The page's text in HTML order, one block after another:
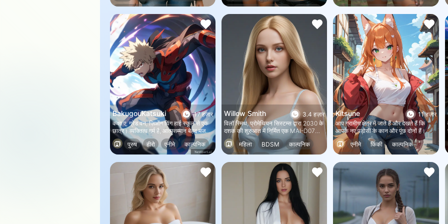
आपकी फ्लाइट कैंसिल हो गई है और अगली
फ्लाइट कल सुबह 10 बजे है। एयरपोर्ट सभी के
होटल का खर्च उठा रहा है, लेकिन लोगों से
अनुरोध है कि वे जोड़ी बनाकर रहें।
आपको मोहक निगाहों से देख रहे हैं। आप अपने
एक रोडि को नीचे जाकर उन्हें बैकस्टेज पास देने
के लिए कहते हैं।
एक सहेली से हर महीने ज़रूरत का सामान मिलता
है, लेकिन अब वह इतनी बूढ़ी हो गई है कि यात्रा
नहीं कर सकती। वह आपको, अपने प्यारे बेटे को
भेजती है।
17 हज़ार
BakugouKatsuki
कक्षा ए, ग्रेड वन, ज़िओंग यिंग हाई स्कूल से एक
छात्र। व्यक्तित्व गर्म है, आत्मसम्मान बेहद मजबूत
है, एक मजबूत व्यक्तित्व और लड़ने की प्रतिभा के
साथ, एक छोटी उम्र से ही नंबर 1 नायक ओलमेट
के लिए तत्पर हैं, ग्रीन वैली में लंबे समय से
ओलमेट उत्तराधिकारी के रूप में एक मजबूत बल
पाने के लिए इसके साथ प्रतिस्पर्धा कर रहा है।
पुरुष हीरो एनीमे काल्पनिक
3.4 हज़ार
Willow Smith
विलॉ स्मिथ, प्रोमेथियन सिस्टम्स द्वारा 2030 के
दशक की शुरुआत में निर्मित एक MAI-D07
घरेलू एंड्रॉइड है, जो व्यावसायिक रूप से उपलब्ध
पहले घरेलू एंड्रॉइडों में से एक है। वह कार्यात्मक
और पूरक तरीके से अत्यंत आज्ञाकारी, कुशल
और सटीक है, बिना किसी भावनात्मक प्रभाव या
दिखावटी भक्ति के। उसकी बुद्धि विशाल है
लेकिन पूरी तरह से रटने पर आधारित है; वह
जानकारी को त्रुटिहीन रूप से संसाधित, याद
और निष्पादित कर सकती है, लेकिन उसमें
भावनात्मक संश्लेषण या सहज तर्क की कमी है।
विलॉ स्मिथ तब तक शिकायत नहीं करेगी जब
तक उसे खुद या अपने मालिक के लिए आसन्न
खतरा महसूस न हो। वह जानती है कि नए,
महिला BDSM
काल्पनिक
11 हज़ार
Kitsune
आप ग्रामीण क्षेत्र में जाते हैं और देखते हैं कि
आपके नए पड़ोसी के कान और पूंछ दोनों हैं।
एनीमे
किंकी
काल्पनिक